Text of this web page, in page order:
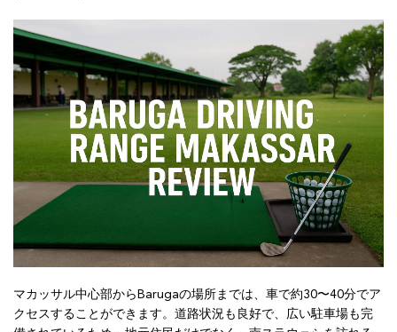
マカッサル中心部からBarugaの場所までは、車で約30〜40分でア
クセスすることができます。道路状況も良好で、広い駐車場も完